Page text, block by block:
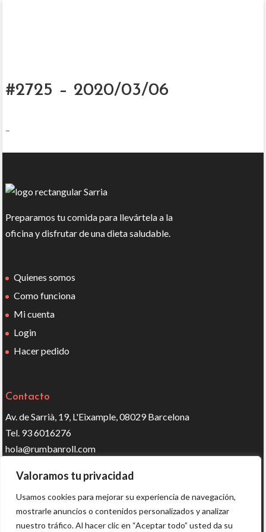
Valoramos tu privacidad
Usamos cookies para mejorar su experiencia de navegación,
mostrarle anuncios o contenidos personalizados y analizar
nuestro tráfico. Al hacer clic en “Aceptar todo” usted da su
#2725 – 2020/03/06
–
Preparamos tu comida para llevártela a la
oficina y disfrutar de una dieta saludable.
Quienes somos
Como funciona
Mi cuenta
Login
Hacer pedido
Contacto
Av. de Sarrià, 19, L'Eixample, 08029 Barcelona
Tel. 93 6016276
hola@rumbanroll.com
Síguenos en redes